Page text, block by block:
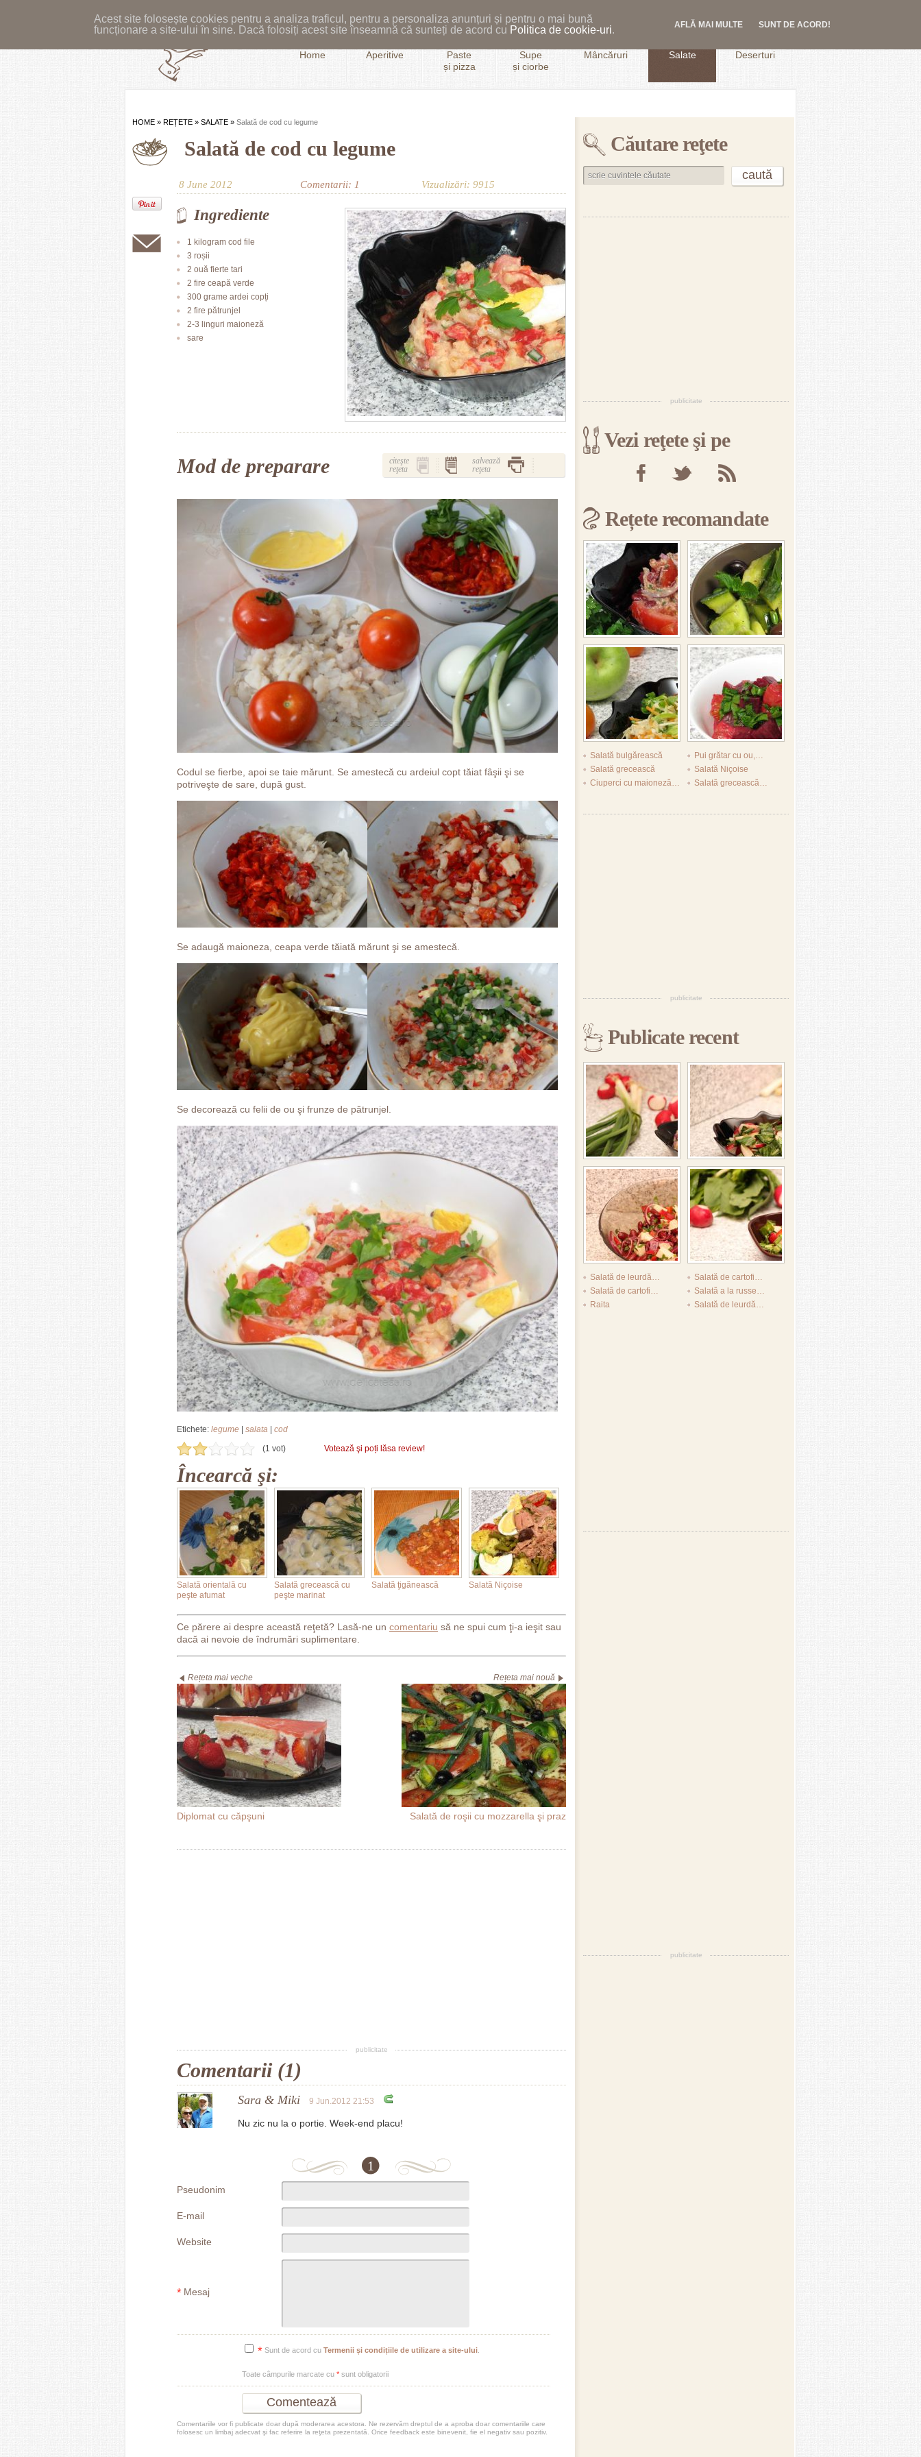
Acest site folosește cookies pentru a analiza traficul, pentru a personaliza anunțuri și pentru o mai bună
funcționare a site-ului în sine. Dacă folosiți acest site înseamnă că sunteți de acord cu Politica de cookie-uri. AFLĂ MAI MULTE SUNT DE ACORD!
Home Aperitive
Paste
și pizza
Supe
și ciorbe
Mâncăruri Salate Deserturi
HOME » REȚETE » SALATE » Salată de cod cu legume
Salată de cod cu legume
8 June 2012 Comentarii: 1 Vizualizări: 9915
Ingrediente
1 kilogram cod file
3 roșii
2 ouă fierte tari
2 fire ceapă verde
300 grame ardei copți
2 fire pătrunjel
2-3 linguri maioneză
sare
Mod de preparare
citeşte
reţeta
salvează
reţeta
Codul se fierbe, apoi se taie mărunt. Se amestecă cu ardeiul copt tăiat fâşii şi se
potriveşte de sare, după gust.
Se adaugă maioneza, ceapa verde tăiată mărunt şi se amestecă.
Se decorează cu felii de ou şi frunze de pătrunjel.
Etichete: legume salata
cod
(1 vot)
Votează şi poți lăsa review!
Încearcă şi:
Salată orientală cu
peşte afumat
Salată grecească cu
peşte marinat
Salată ţigănească Salată Niçoise
Ce părere ai despre această reţetă? Lasă-ne un comentariu să ne spui cum ţi-a ieşit sau
dacă ai nevoie de îndrumări suplimentare.
Rețeta mai veche
Diplomat cu căpşuni
Rețeta mai nouă
Salată de roşii cu mozzarella şi praz
publicitate
Comentarii (1)
Sara & Miki 9 Jun.2012 21:53
Nu zic nu la o portie. Week-end placu!
1
Pseudonim
E-mail
Website
* Mesaj
* Sunt de acord cu Termenii și condițiile de utilizare a site-ului
Toate câmpurile marcate cu * sunt obligatorii
Comentariile vor fi publicate doar după moderarea acestora. Ne rezervăm dreptul de a aproba doar comentariile care
folosesc un limbaj adecvat şi fac referire la reţeta prezentată. Orice feedback este binevenit, fie el negativ sau pozitiv.
Căutare reţete
publicitate
Vezi reţete şi pe
Rețete recomandate
Salată bulgărească
Pui grătar cu ou,…
Salată grecească
Salată Niçoise
Ciuperci cu maioneză…
Salată grecească…
publicitate
Publicate recent
Salată de leurdă…
Salată de cartofi…
Salată de cartofi…
Salată a la russe…
Raita
Salată de leurdă…
publicitate